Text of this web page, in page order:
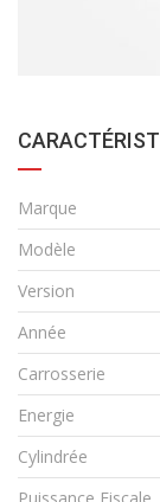
Marque
Modèle
Version
Année
Carrosserie
Energie
Cylindrée